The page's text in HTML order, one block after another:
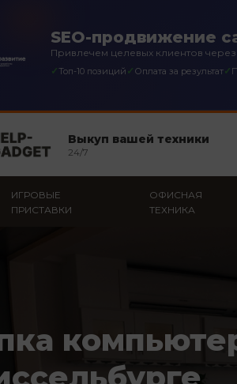
SEO-продвижение
Привлечем целевых клиентов
✓Топ-10 позиций ✓ Оплата за результат✓
Выкуп вашей техники
24/7
ИГРОВЫЕ
ПРИСТАВКИ
ОФИСНАЯ
ТЕХНИКА